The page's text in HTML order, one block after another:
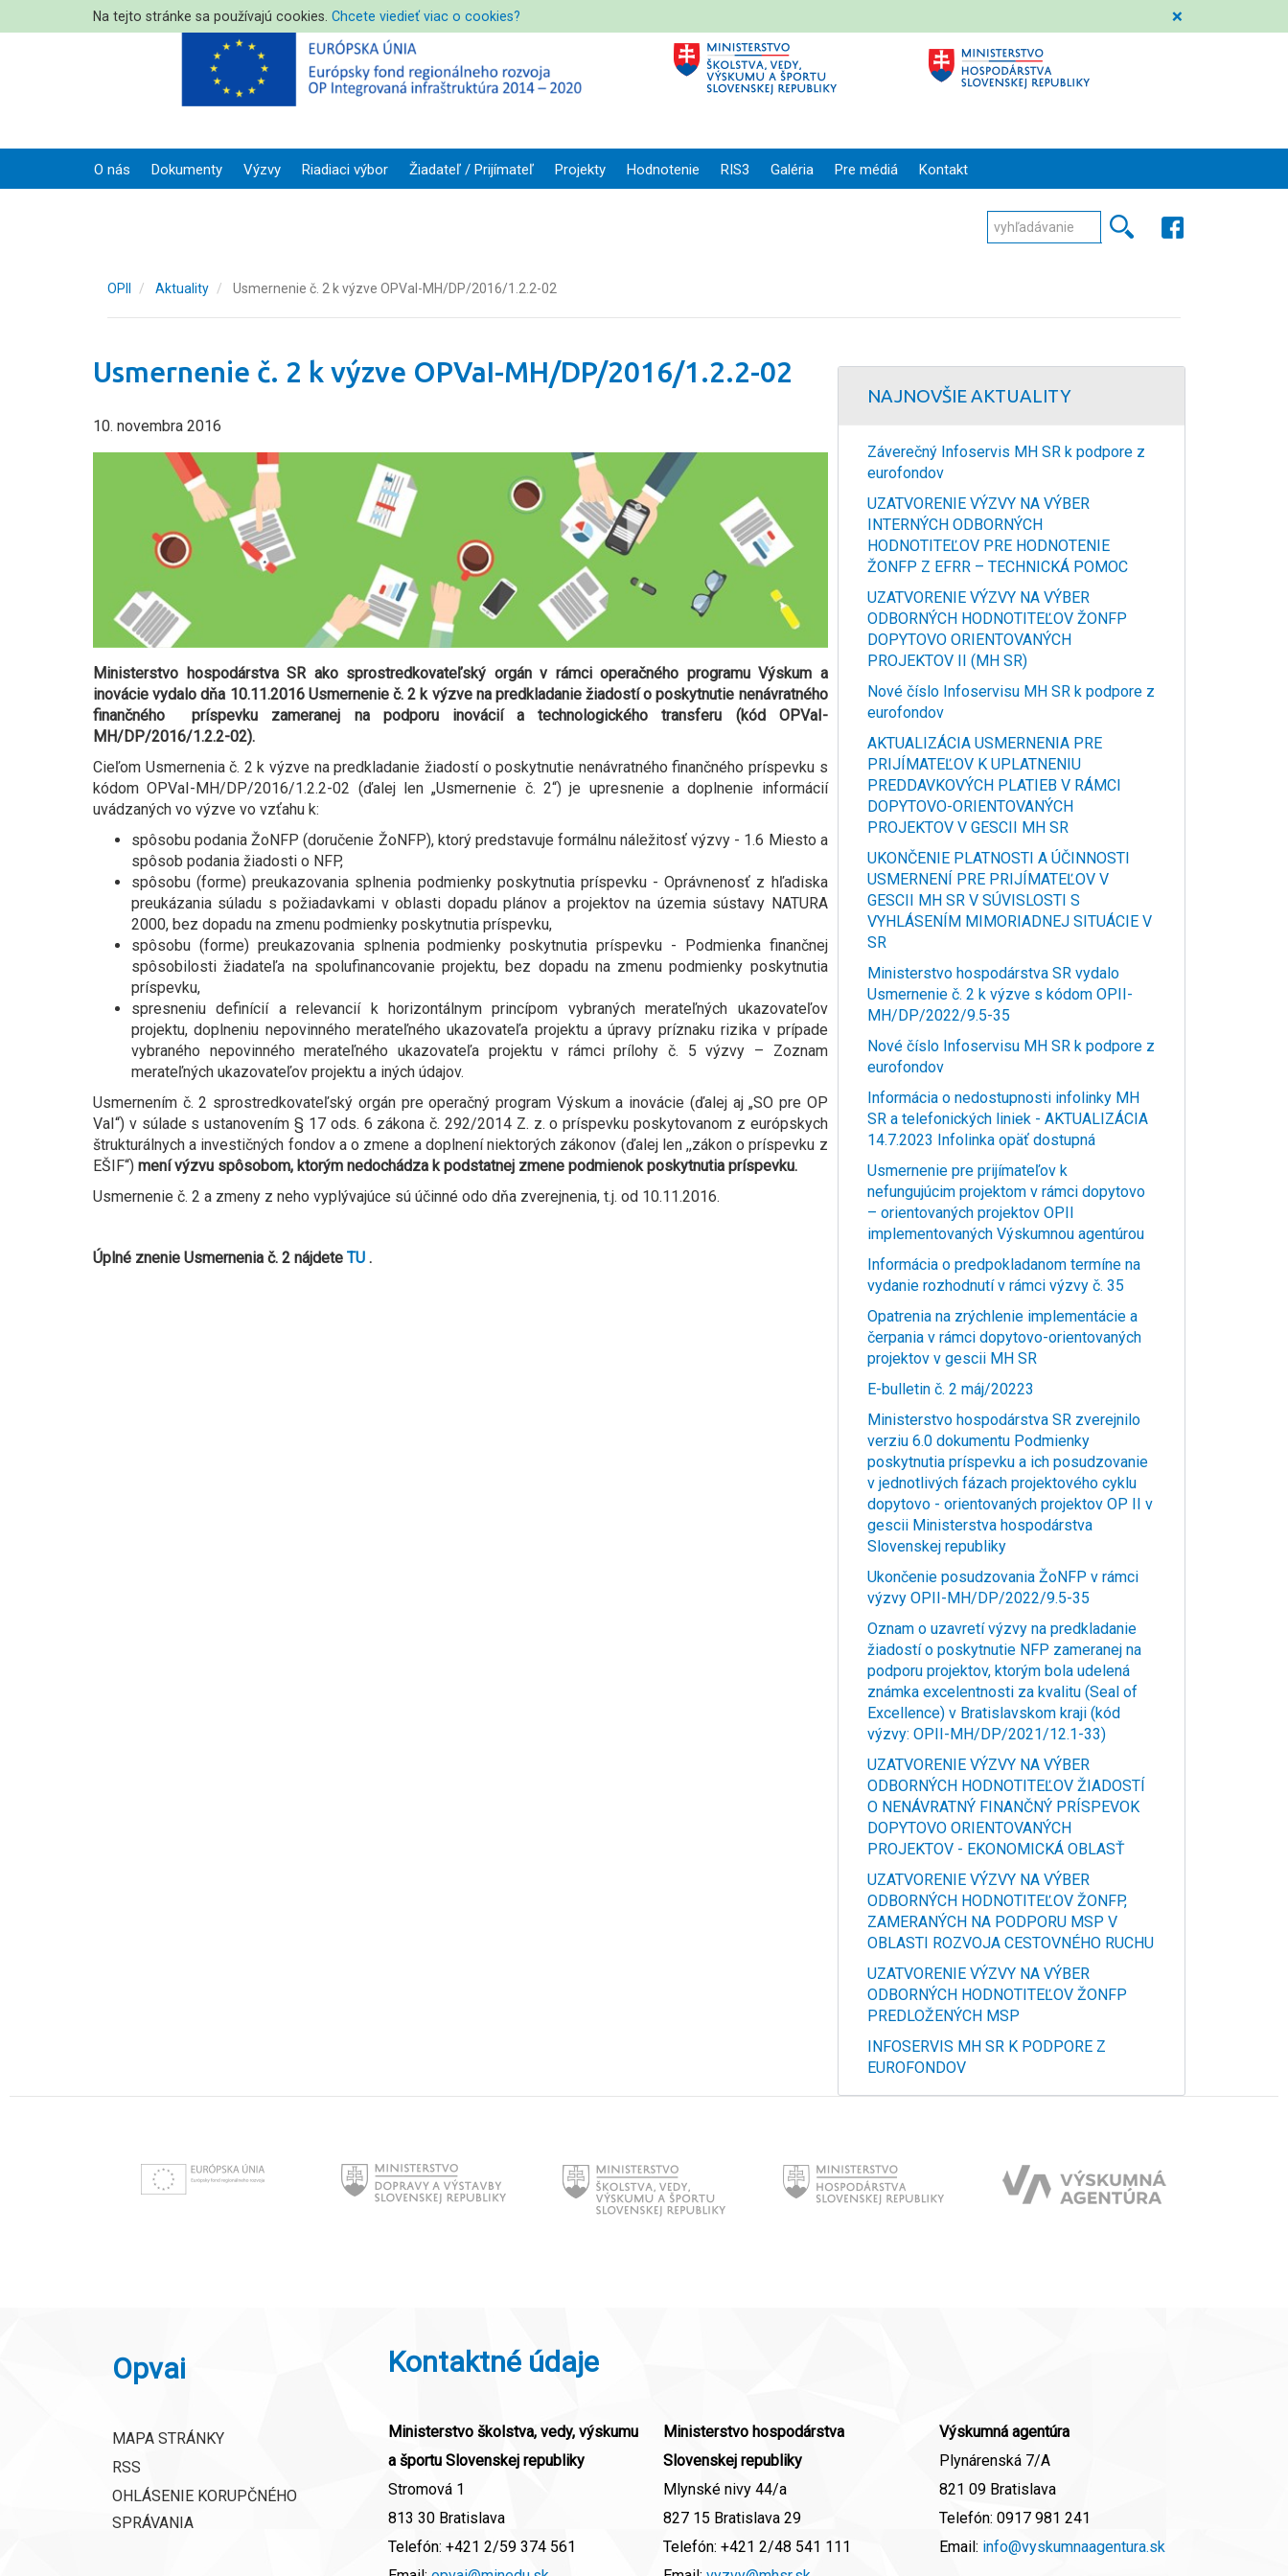
Na tejto stránke sa používajú cookies. Chcete viedieť viac o cookies? ❌
O nás Dokumenty Výzvy Riadiaci výbor Žiadateľ / Prijímateľ Projekty Hodnotenie RIS3 Galéria Pre médiá Kontakt
OPII Aktuality Usmernenie č. 2 k výzve OPVaI-MH/DP/2016/1.2.2-02
Usmernenie č. 2 k výzve OPVaI-MH/DP/2016/1.2.2-02
10. novembra 2016
Ministerstvo hospodárstva SR ako sprostredkovateľský orgán v rámci operačného programu Výskum a
inovácie vydalo dňa 10.11.2016 Usmernenie č. 2 k výzve na predkladanie žiadostí o poskytnutie nenávratného
finančného príspevku zameranej na podporu inovácií a technologického transferu (kód OPVaI-
MH/DP/2016/1.2.2-02).
Cieľom Usmernenia č. 2 k výzve na predkladanie žiadostí o poskytnutie nenávratného finančného príspevku s
kódom OPVaI-MH/DP/2016/1.2.2-02 (ďalej len „Usmernenie č. 2“) je upresnenie a doplnenie informácií
uvádzaných vo výzve vo vzťahu k:
spôsobu podania ŽoNFP (doručenie ŽoNFP), ktorý predstavuje formálnu náležitosť výzvy - 1.6 Miesto a
spôsob podania žiadosti o NFP,
spôsobu (forme) preukazovania splnenia podmienky poskytnutia príspevku - Oprávnenosť z hľadiska
preukázania súladu s požiadavkami v oblasti dopadu plánov a projektov na územia sústavy NATURA
2000, bez dopadu na zmenu podmienky poskytnutia príspevku,
spôsobu (forme) preukazovania splnenia podmienky poskytnutia príspevku - Podmienka finančnej
spôsobilosti žiadateľa na spolufinancovanie projektu, bez dopadu na zmenu podmienky poskytnutia
príspevku,
spresneniu definícií a relevancií k horizontálnym princípom vybraných merateľných ukazovateľov
projektu, doplneniu nepovinného merateľného ukazovateľa projektu a úpravy príznaku rizika v prípade
vybraného nepovinného merateľného ukazovateľa projektu v rámci prílohy č. 5 výzvy – Zoznam
merateľných ukazovateľov projektu a iných údajov.
Usmernením č. 2 sprostredkovateľský orgán pre operačný program Výskum a inovácie (ďalej aj „SO pre OP
VaI“) v súlade s ustanovením § 17 ods. 6 zákona č. 292/2014 Z. z. o príspevku poskytovanom z európskych
štrukturálnych a investičných fondov a o zmene a doplnení niektorých zákonov (ďalej len ,,zákon o príspevku z
EŠIF“) mení výzvu spôsobom, ktorým nedochádza k podstatnej zmene podmienok poskytnutia príspevku.
Usmernenie č. 2 a zmeny z neho vyplývajúce sú účinné odo dňa zverejnenia, t.j. od 10.11.2016.
Úplné znenie Usmernenia č. 2 nájdete TU .
NAJNOVŠIE AKTUALITY
Záverečný Infoservis MH SR k podpore z
eurofondov
UZATVORENIE VÝZVY NA VÝBER
INTERNÝCH ODBORNÝCH
HODNOTITEĽOV PRE HODNOTENIE
ŽONFP Z EFRR – TECHNICKÁ POMOC
UZATVORENIE VÝZVY NA VÝBER
ODBORNÝCH HODNOTITEĽOV ŽONFP
DOPYTOVO ORIENTOVANÝCH
PROJEKTOV II (MH SR)
Nové číslo Infoservisu MH SR k podpore z
eurofondov
AKTUALIZÁCIA USMERNENIA PRE
PRIJÍMATEĽOV K UPLATNENIU
PREDDAVKOVÝCH PLATIEB V RÁMCI
DOPYTOVO-ORIENTOVANÝCH
PROJEKTOV V GESCII MH SR
UKONČENIE PLATNOSTI A ÚČINNOSTI
USMERNENÍ PRE PRIJÍMATEĽOV V
GESCII MH SR V SÚVISLOSTI S
VYHLÁSENÍM MIMORIADNEJ SITUÁCIE V
SR
Ministerstvo hospodárstva SR vydalo
Usmernenie č. 2 k výzve s kódom OPII-
MH/DP/2022/9.5-35
Nové číslo Infoservisu MH SR k podpore z
eurofondov
Informácia o nedostupnosti infolinky MH
SR a telefonických liniek - AKTUALIZÁCIA
14.7.2023 Infolinka opäť dostupná
Usmernenie pre prijímateľov k
nefungujúcim projektom v rámci dopytovo
– orientovaných projektov OPII
implementovaných Výskumnou agentúrou
Informácia o predpokladanom termíne na
vydanie rozhodnutí v rámci výzvy č. 35
Opatrenia na zrýchlenie implementácie a
čerpania v rámci dopytovo-orientovaných
projektov v gescii MH SR
E-bulletin č. 2 máj/20223
Ministerstvo hospodárstva SR zverejnilo
verziu 6.0 dokumentu Podmienky
poskytnutia príspevku a ich posudzovanie
v jednotlivých fázach projektového cyklu
dopytovo - orientovaných projektov OP II v
gescii Ministerstva hospodárstva
Slovenskej republiky
Ukončenie posudzovania ŽoNFP v rámci
výzvy OPII-MH/DP/2022/9.5-35
Oznam o uzavretí výzvy na predkladanie
žiadostí o poskytnutie NFP zameranej na
podporu projektov, ktorým bola udelená
známka excelentnosti za kvalitu (Seal of
Excellence) v Bratislavskom kraji (kód
výzvy: OPII-MH/DP/2021/12.1-33)
UZATVORENIE VÝZVY NA VÝBER
ODBORNÝCH HODNOTITEĽOV ŽIADOSTÍ
O NENÁVRATNÝ FINANČNÝ PRÍSPEVOK
DOPYTOVO ORIENTOVANÝCH
PROJEKTOV - EKONOMICKÁ OBLASŤ
UZATVORENIE VÝZVY NA VÝBER
ODBORNÝCH HODNOTITEĽOV ŽONFP,
ZAMERANÝCH NA PODPORU MSP V
OBLASTI ROZVOJA CESTOVNÉHO RUCHU
UZATVORENIE VÝZVY NA VÝBER
ODBORNÝCH HODNOTITEĽOV ŽONFP
PREDLOŽENÝCH MSP
INFOSERVIS MH SR K PODPORE Z
EUROFONDOV
Opvai
MAPA STRÁNKY
RSS
OHLÁSENIE KORUPČNÉHO
SPRÁVANIA
Kontaktné údaje
Ministerstvo školstva, vedy, výskumu
a športu Slovenskej republiky
Stromová 1
813 30 Bratislava
Telefón: +421 2/59 374 561
Ministerstvo hospodárstva
Slovenskej republiky
Mlynské nivy 44/a
827 15 Bratislava 29
Telefón: +421 2/48 541 111
Výskumná agentúra
Plynárenská 7/A
821 09 Bratislava
Telefón: 0917 981 241
Email: info@vyskumnaagentura.sk